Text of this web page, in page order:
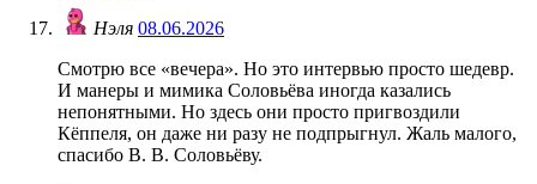
Нэля 08.06.2026
Смотрю все «вечера». Но это интервью просто шедевр.
И манеры и мимика Соловьёва иногда казались
непонятными. Но здесь они просто пригвоздили
Кёппеля, он даже ни разу не подпрыгнул. Жаль малого,
спасибо В. В. Соловьёву.